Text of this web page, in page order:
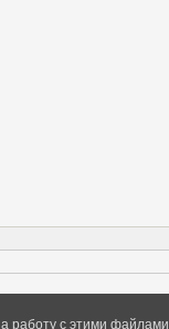
работу с этими файлами.